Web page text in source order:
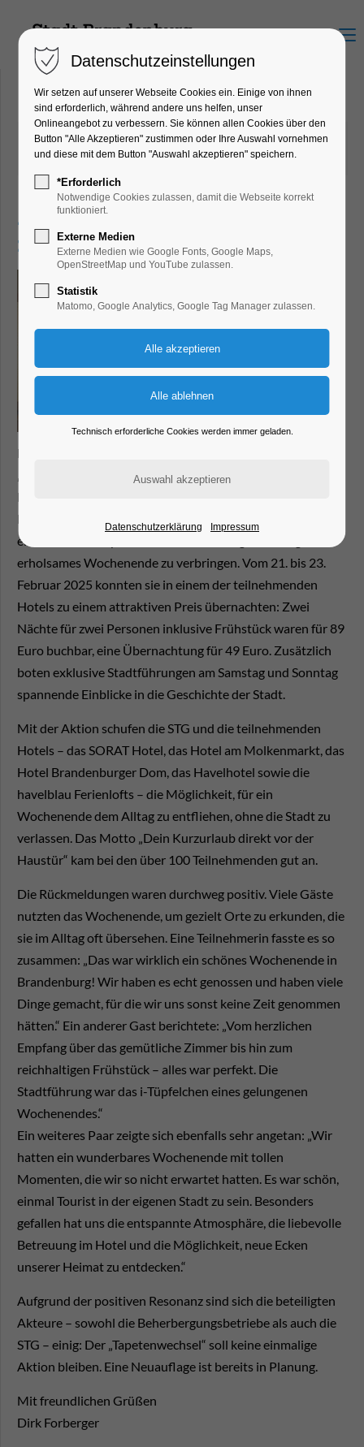
Menu
25.02.2025 11:40
von Dirk Forberger
(Kommentare: 0)
Aktion "Tapetenwechsel"
interessiert Havelstädter
Die von der STG-Touristinformation initiierte Aktion
„Tapetenwechsel“ fand großen Anklang bei unseren
Einheimischen. Viele Brandenburgerinnen und
Brandenburger nutzten das Angebot, um ihre Stadt aus
einer neuen Perspektive zu erleben und gleichzeitig ein
erholsames Wochenende zu verbringen. Vom 21. bis 23.
Februar 2025 konnten sie in einem der teilnehmenden
Hotels zu einem attraktiven Preis übernachten: Zwei
Nächte für zwei Personen inklusive Frühstück waren für 89
Euro buchbar, eine Übernachtung für 49 Euro. Zusätzlich
boten exklusive Stadtführungen am Samstag und Sonntag
spannende Einblicke in die Geschichte der Stadt.
Mit der Aktion schufen die STG und die teilnehmenden
Hotels – das SORAT Hotel, das Hotel am Molkenmarkt, das
Hotel Brandenburger Dom, das Havelhotel sowie die
havelblau Ferienlofts – die Möglichkeit, für ein
Wochenende dem Alltag zu entfliehen, ohne die Stadt zu
verlassen. Das Motto „Dein Kurzurlaub direkt vor der
Haustür“ kam bei den über 100 Teilnehmenden gut an.
Die Rückmeldungen waren durchweg positiv. Viele Gäste
nutzten das Wochenende, um gezielt Orte zu erkunden, die
sie im Alltag oft übersehen. Eine Teilnehmerin fasste es so
zusammen: „Das war wirklich ein schönes Wochenende in
Brandenburg! Wir haben es echt genossen und haben viele
Dinge gemacht, für die wir uns sonst keine Zeit genommen
hätten.“ Ein anderer Gast berichtete: „Vom herzlichen
Empfang über das gemütliche Zimmer bis hin zum
reichhaltigen Frühstück – alles war perfekt. Die
Stadtführung war das i-Tüpfelchen eines gelungenen
Wochenendes.“
Ein weiteres Paar zeigte sich ebenfalls sehr angetan: „Wir
hatten ein wunderbares Wochenende mit tollen
Momenten, die wir so nicht erwartet hatten. Es war schön,
einmal Tourist in der eigenen Stadt zu sein. Besonders
gefallen hat uns die entspannte Atmosphäre, die liebevolle
Betreuung im Hotel und die Möglichkeit, neue Ecken
unserer Heimat zu entdecken.“
Aufgrund der positiven Resonanz sind sich die beteiligten
Akteure – sowohl die Beherbergungsbetriebe als auch die
STG – einig: Der „Tapetenwechsel“ soll keine einmalige
Aktion bleiben. Eine Neuauflage ist bereits in Planung.
Mit freundlichen Grüßen
Dirk Forberger
Datenschutzeinstellungen
Wir setzen auf unserer Webseite Cookies ein. Einige von ihnen
sind erforderlich, während andere uns helfen, unser
Onlineangebot zu verbessern. Sie können allen Cookies über den
Button "Alle Akzeptieren" zustimmen oder Ihre Auswahl vornehmen
und diese mit dem Button "Auswahl akzeptieren" speichern.
*Erforderlich
Notwendige Cookies zulassen, damit die Webseite korrekt
funktioniert.
Externe Medien
Externe Medien wie Google Fonts, Google Maps,
OpenStreetMap und YouTube zulassen.
Statistik
Matomo, Google Analytics, Google Tag Manager zulassen.
Technisch erforderliche Cookies werden immer geladen.
Datenschutzerklärung Impressum